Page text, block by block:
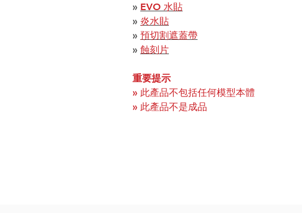
» EVO 水貼
» 炎水貼
» 預切割遮蓋帶
» 蝕刻片
重要提示
» 此產品不包括任何模型本體
» 此產品不是成品